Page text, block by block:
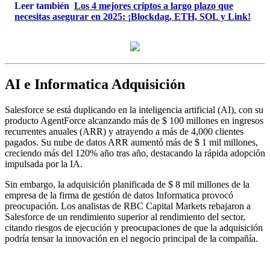
Leer también Los 4 mejores criptos a largo plazo que
necesitas asegurar en 2025: ¡Blockdag, ETH, SOL y Link!
AI e Informatica Adquisición
Salesforce se está duplicando en la inteligencia artificial (AI), con su
producto AgentForce alcanzando más de $ 100 millones en ingresos
recurrentes anuales (ARR) y atrayendo a más de 4,000 clientes
pagados. Su nube de datos ARR aumentó más de $ 1 mil millones,
creciendo más del 120% año tras año, destacando la rápida adopción
impulsada por la IA.
Sin embargo, la adquisición planificada de $ 8 mil millones de la
empresa de la firma de gestión de datos Informatica provocó
preocupación. Los analistas de RBC Capital Markets rebajaron a
Salesforce de un rendimiento superior al rendimiento del sector,
citando riesgos de ejecución y preocupaciones de que la adquisición
podría tensar la innovación en el negocio principal de la compañía.